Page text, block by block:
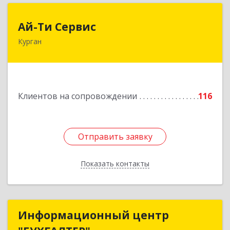
Ай-Ти Сервис
Курган
Клиентов на сопровождении 116
Отправить заявку
Показать контакты
Отправить заявку
Назад
Информационный центр
Информационный центр